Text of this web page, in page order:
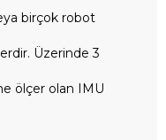
birçok robot
Üzerinde 3
ölçer olan IMU